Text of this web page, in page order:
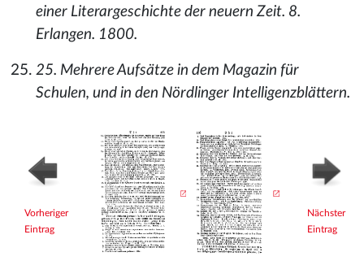
einer Literargeschichte der neuern Zeit. 8.
Erlangen. 1800.
25. Mehrere Aufsätze in dem Magazin für
Schulen, und in den Nördlinger Intelligenzblättern.
Vorheriger
Eintrag
Nächster
Eintrag